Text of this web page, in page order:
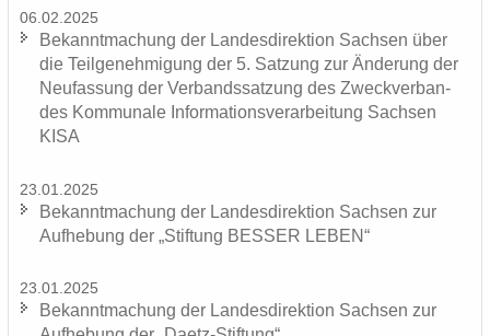
06.02.2025
Be­kannt­ma­chung der Lan­des­di­rek­ti­on Sach­sen über
die Teil­ge­neh­mi­gung der 5. Sat­zung zur Än­de­rung der
Neu­fas­sung der Ver­bands­sat­zung des Zweck­ver­ban­
des Kom­mu­na­le In­for­ma­ti­ons­ver­ar­bei­tung Sach­sen
KISA
23.01.2025
Be­kannt­ma­chung der Lan­des­di­rek­ti­on Sach­sen zur
Auf­he­bung der „Stif­tung BES­SER LEBEN“
23.01.2025
Be­kannt­ma­chung der Lan­des­di­rek­ti­on Sach­sen zur